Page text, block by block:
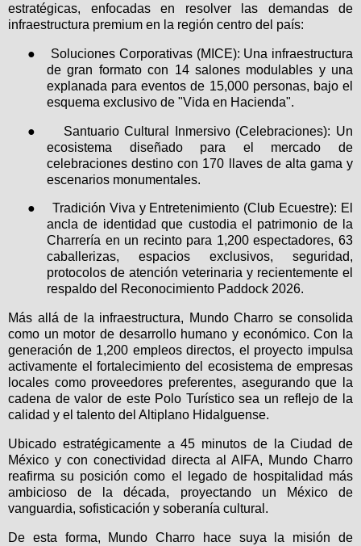
estratégicas, enfocadas en resolver las demandas de
infraestructura premium en la región centro del país:
●
Soluciones Corporativas (MICE): Una infraestructura
de gran formato con 14 salones modulables y una
explanada para eventos de 15,000 personas, bajo el
esquema exclusivo de "Vida en Hacienda".
●
Santuario Cultural Inmersivo (Celebraciones): Un
ecosistema diseñado para el mercado de
celebraciones destino con 170 llaves de alta gama y
escenarios monumentales.
●
Tradición Viva y Entretenimiento (Club Ecuestre): El
ancla de identidad que custodia el patrimonio de la
Charrería en un recinto para 1,200 espectadores, 63
caballerizas, espacios exclusivos, seguridad,
protocolos de atención veterinaria y recientemente el
respaldo del Reconocimiento Paddock 2026.
Más allá de la infraestructura, Mundo Charro se consolida
como un motor de desarrollo humano y económico. Con la
generación de 1,200 empleos directos, el proyecto impulsa
activamente el fortalecimiento del ecosistema de empresas
locales como proveedores preferentes, asegurando que la
cadena de valor de este Polo Turístico sea un reflejo de la
calidad y el talento del Altiplano Hidalguense.
Ubicado estratégicamente a 45 minutos de la Ciudad de
México y con conectividad directa al AIFA, Mundo Charro
reafirma su posición como el legado de hospitalidad más
ambicioso de la década, proyectando un México de
vanguardia, sofisticación y soberanía cultural.
De esta forma, Mundo Charro hace suya la misión de